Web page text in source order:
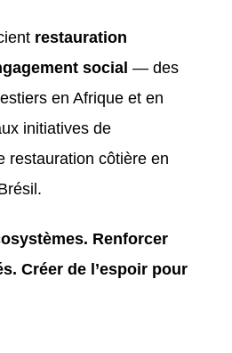
restauration
social — des
en Afrique et en
initiatives de
restauration côtière en
Renforcer
Créer de l’espoir pour